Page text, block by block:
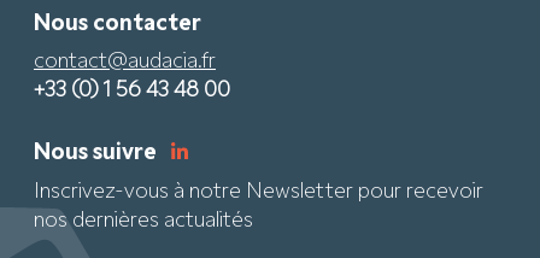
Nous contacter
contact@audacia.fr
+33 (0) 1 56 43 48 00
Nous suivre
Inscrivez-vous à notre Newsletter pour recevoir
nos dernières actualités